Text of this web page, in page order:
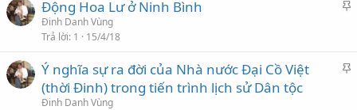
C
Động Hoa Lư ở Ninh Bình
Đinh Danh Vùng
Trả lời 1 15/4/18
C
Ý nghĩa sự ra đời của Nhà nước Đại Cồ Việt
(thời Đinh) trong tiến trình lịch sử Dân tộc
Đinh Danh Vùng